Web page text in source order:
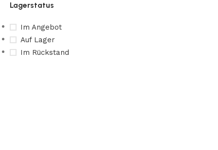
Lagerstatus
Im Angebot
Auf Lager
Im Rückstand